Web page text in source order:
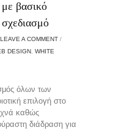
βασικό
LEAVE A COMMENT /
DESIGN WHITE
όλων των
επιλογή στο
καθώς
διάδραση για